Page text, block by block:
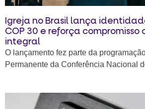
Igreja no Brasil lança
COP 30 e reforça compromisso
integral
O lançamento fez parte da
Permanente da Conferência Nacional